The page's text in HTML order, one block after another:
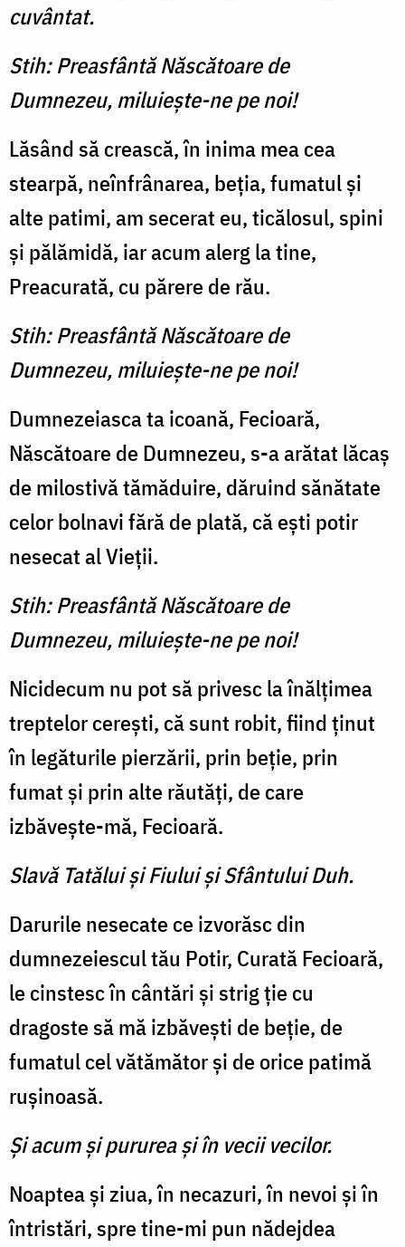
cuvântat.
Stih: Preasfântă Născătoare de
Dumnezeu, miluiește-ne pe noi!
Lăsând să crească, în inima mea cea
stearpă, neînfrânarea, beția, fumatul și
alte patimi, am secerat eu, ticălosul, spini
și pălămidă, iar acum alerg la tine,
Preacurată, cu părere de rău.
Stih: Preasfântă Născătoare de
Dumnezeu, miluiește-ne pe noi!
Dumnezeiasca ta icoană, Fecioară,
Născătoare de Dumnezeu, s-a arătat lăcaș
de milostivă tămăduire, dăruind sănătate
celor bolnavi fără de plată, că ești potir
nesecat al Vieții.
Stih: Preasfântă Născătoare de
Dumnezeu, miluiește-ne pe noi!
Nicidecum nu pot să privesc la înălțimea
treptelor cerești, că sunt robit, fiind ținut
în legăturile pierzării, prin beție, prin
fumat și prin alte răutăți, de care
izbăvește-mă, Fecioară.
Slavă Tatălui şi Fiului şi Sfântului Duh.
Darurile nesecate ce izvorăsc din
dumnezeiescul tău Potir, Curată Fecioară,
le cinstesc în cântări și strig ție cu
dragoste să mă izbăvești de beție, de
fumatul cel vătămător și de orice patimă
rușinoasă.
Și acum și pururea și în vecii vecilor.
Noaptea și ziua, în necazuri, în nevoi și în
întristări, spre tine-mi pun nădejdea